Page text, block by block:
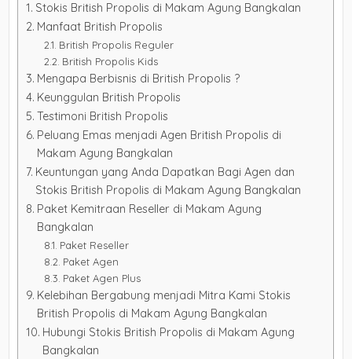
Stokis British Propolis di Makam Agung Bangkalan
Manfaat British Propolis
British Propolis Reguler
British Propolis Kids
Mengapa Berbisnis di British Propolis ?
Keunggulan British Propolis
Testimoni British Propolis
Peluang Emas menjadi Agen British Propolis di
Makam Agung Bangkalan
Keuntungan yang Anda Dapatkan Bagi Agen dan
Stokis British Propolis di Makam Agung Bangkalan
Paket Kemitraan Reseller di Makam Agung
Bangkalan
Paket Reseller
Paket Agen
Paket Agen Plus
Kelebihan Bergabung menjadi Mitra Kami Stokis
British Propolis di Makam Agung Bangkalan
Hubungi Stokis British Propolis di Makam Agung
Bangkalan